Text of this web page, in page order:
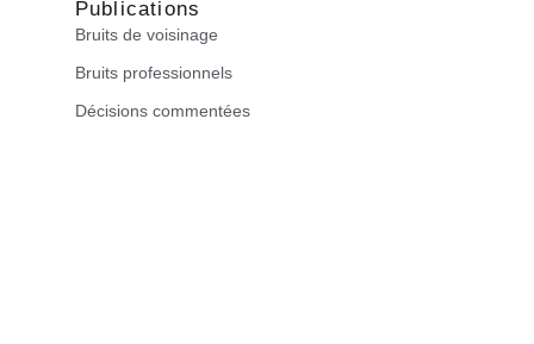
Publications
Bruits de voisinage
Bruits professionnels
Décisions commentées